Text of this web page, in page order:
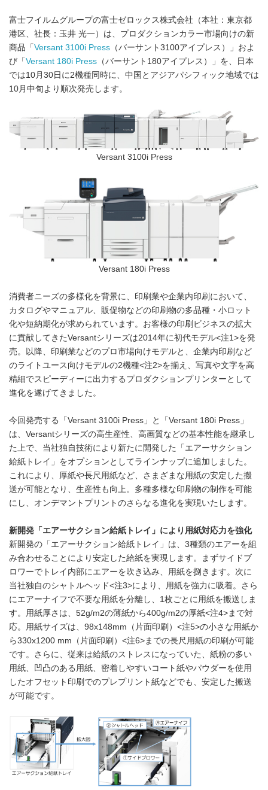
富士フイルムグループの富士ゼロックス株式会社（本社：東京都
港区、社長：玉井 光一）は、プロダクションカラー市場向けの新
商品「 Versant 3100i Press （バーサント3100アイプレス）」およ
び「 Versant 180i Press （バーサント180アイプレス）」を、日本
では10月30日に2機種同時に、中国とアジアパシフィック地域では
10月中旬より順次発売します。
Versant 3100i Press
Versant 180i Press
消費者ニーズの多様化を背景に、印刷業や企業内印刷において、
カタログやマニュアル、販促物などの印刷物の多品種・小ロット
化や短納期化が求められています。お客様の印刷ビジネスの拡大
に貢献してきたVersantシリーズは2014年に初代モデル<注1>を発
売。以降、印刷業などのプロ市場向けモデルと、企業内印刷など
のライトユース向けモデルの2機種<注2>を揃え、写真や文字を高
精細でスピーディーに出力するプロダクションプリンターとして
進化を遂げてきました。
今回発売する「Versant 3100i Press」と「Versant 180i Press」
は、Versantシリーズの高生産性、高画質などの基本性能を継承し
た上で、当社独自技術により新たに開発した「エアーサクション
給紙トレイ」をオプションとしてラインナップに追加しました。
これにより、厚紙や長尺用紙など、さまざまな用紙の安定した搬
送が可能となり、生産性も向上。多種多様な印刷物の制作を可能
にし、オンデマントプリントのさらなる進化を実現いたします。
新開発「エアーサクション給紙トレイ」により用紙対応力を強化
新開発の「エアーサクション給紙トレイ」は、3種類のエアーを組
み合わせることにより安定した給紙を実現します。まずサイドブ
ロワーでトレイ内部にエアーを吹き込み、用紙を捌きます。次に
当社独⾃のシャトルヘッド<注3>により、用紙を強力に吸着。さら
にエアーナイフで不要な用紙を分離し、1枚ごとに用紙を搬送しま
す。用紙厚さは、52g/m2の薄紙から400g/m2の厚紙<注4>まで対
応。用紙サイズは、98x148mm（片面印刷）<注5>の小さな用紙か
ら330x1200 mm（片面印刷）<注6>までの長尺用紙の印刷が可能
です。さらに、従来は給紙のストレスになっていた、紙粉の多い
用紙、凹凸のある用紙、密着しやすいコート紙やパウダーを使用
したオフセット印刷でのプレプリント紙などでも、安定した搬送
が可能です。